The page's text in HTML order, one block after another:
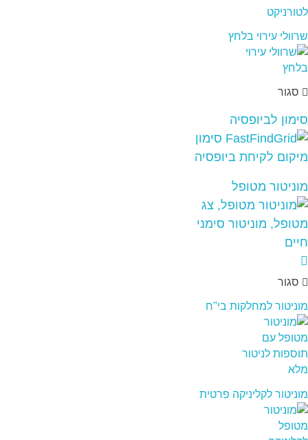
שרוולי עירוי בלחץ
סגור
סימון לביופסיה
מוניטור מטופל
סגור
מוניטור למחלקות בי"ח
מוניטור לקליניקה פרטית